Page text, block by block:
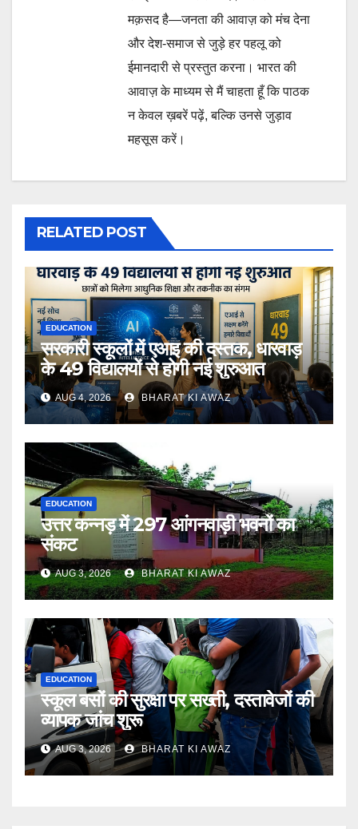
मक़सद है—जनता की आवाज़ को मंच देना
और देश-समाज से जुड़े हर पहलू को
ईमानदारी से प्रस्तुत करना। भारत की
आवाज़ के माध्यम से मैं चाहता हूँ कि पाठक
न केवल ख़बरें पढ़ें, बल्कि उनसे जुड़ाव
महसूस करें।
RELATED POST
EDUCATION
सरकारी स्कूलों में एआइ की दस्तक, धारवाड़
के 49 विद्यालयों से होगी नई शुरुआत
AUG 4, 2026 BHARAT KI AWAZ
EDUCATION
उत्तर कन्नड़ में 297 आंगनवाड़ी भवनों का
संकट
AUG 3, 2026 BHARAT KI AWAZ
EDUCATION
स्कूल बसों की सुरक्षा पर सख्ती, दस्तावेजों की
व्यापक जांच शुरू
AUG 3, 2026 BHARAT KI AWAZ